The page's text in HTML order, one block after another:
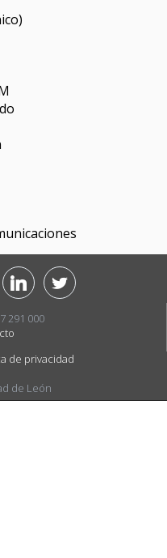
291 000
de privacidad
de León